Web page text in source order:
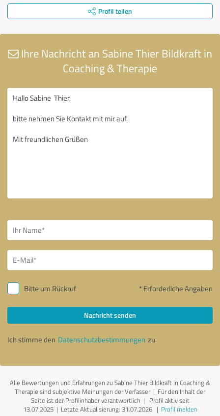
Profil teilen
Ihre Nachricht an Sabine Thier Bildkraft in
Coaching & Therapie
Bitte um Rückruf * Erforderliche Angaben
Nachricht senden
Ich stimme den Datenschutzbestimmungen zu.
Alle Bewertungen und Erfahrungen zu Sabine Thier Bildkraft in Coaching &
Therapie sind subjektive Meinungen der Verfasser | Für den Inhalt der
Seite ist der Profilinhaber verantwortlich | Profil aktiv seit
13.07.2025 | Letzte Aktualisierung: 31.07.2026| Profil melden